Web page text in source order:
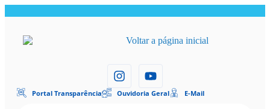
Portal Transparência Ouvidoria Geral E-Mail